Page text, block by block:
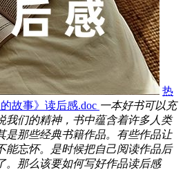
热
故事》读后感.doc 一本好书可以充
我们的精神，书中蕴含着许多人类
是那些经典书籍作品。有些作品让
能忘怀。是时候把自己阅读作品后
。那么该要如何写好作品读后感